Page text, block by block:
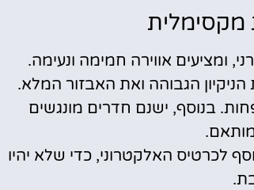
מקסימלית
ומציעים אווירה חמימה ונעימה.
הגבוהה ואת האבזור המלא.
בנוסף, ישנם חדרים מונגשים
לכרטיס האלקטרוני, כדי שלא יהיו